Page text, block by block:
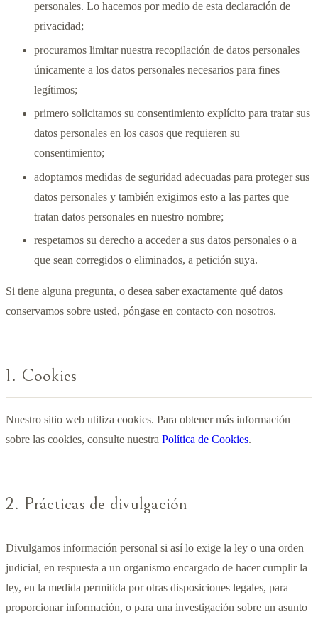
personales. Lo hacemos por medio de esta declaración de
privacidad;
procuramos limitar nuestra recopilación de datos personales
únicamente a los datos personales necesarios para fines
legítimos;
primero solicitamos su consentimiento explícito para tratar sus
datos personales en los casos que requieren su
consentimiento;
adoptamos medidas de seguridad adecuadas para proteger sus
datos personales y también exigimos esto a las partes que
tratan datos personales en nuestro nombre;
respetamos su derecho a acceder a sus datos personales o a
que sean corregidos o eliminados, a petición suya.
Si tiene alguna pregunta, o desea saber exactamente qué datos
conservamos sobre usted, póngase en contacto con nosotros.
1. Cookies
Nuestro sitio web utiliza cookies. Para obtener más información
sobre las cookies, consulte nuestra Política de Cookies.
2. Prácticas de divulgación
Divulgamos información personal si así lo exige la ley o una orden
judicial, en respuesta a un organismo encargado de hacer cumplir la
ley, en la medida permitida por otras disposiciones legales, para
proporcionar información, o para una investigación sobre un asunto